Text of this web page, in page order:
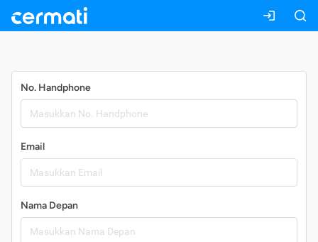
No. Handphone
Email
Nama Depan